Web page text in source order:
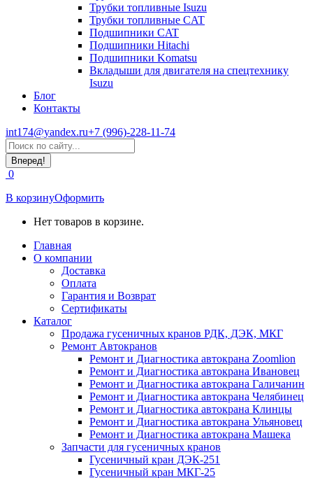
Трубки топливные Isuzu
Трубки топливные CAT
Подшипники CAT
Подшипники Hitachi
Подшипники Komatsu
Вкладыши для двигателя на спецтехнику
Isuzu
Блог
Контакты
int174@yandex.ru+7 (996)-228-11-74
Страница
WhatsApp
открывается
в
новом
окне
Поиск:
0
В корзинуОформить
Нет товаров в корзине.
Главная
О компании
Доставка
Оплата
Гарантия и Возврат
Сертификаты
Каталог
Продажа гусеничных кранов РДК, ДЭК, МКГ
Ремонт Автокранов
Ремонт и Диагностика автокрана Zoomlion
Ремонт и Диагностика автокрана Ивановец
Ремонт и Диагностика автокрана Галичанин
Ремонт и Диагностика автокрана Челябинец
Ремонт и Диагностика автокрана Клинцы
Ремонт и Диагностика автокрана Ульяновец
Ремонт и Диагностика автокрана Машека
Запчасти для гусеничных кранов
Гусеничный кран ДЭК-251
Гусеничный кран МКГ-25